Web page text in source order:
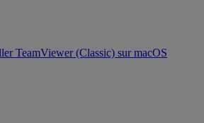
TeamViewer (Classic) sur macOS